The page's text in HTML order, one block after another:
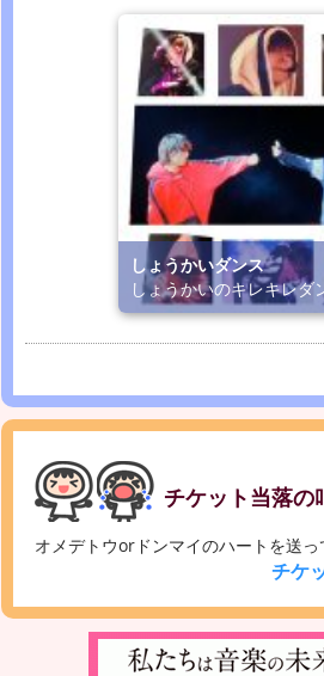
しょうかいダンス
しょうかいのキレキレダ
チケット当落の
オメデトウorドンマイのハートを送っ
チケ